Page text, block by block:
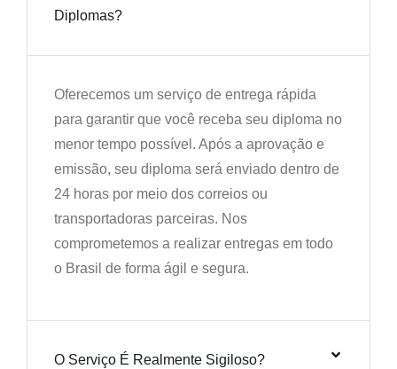
Diplomas?
Oferecemos um serviço de entrega rápida
para garantir que você receba seu diploma no
menor tempo possível. Após a aprovação e
emissão, seu diploma será enviado dentro de
24 horas por meio dos correios ou
transportadoras parceiras. Nos
comprometemos a realizar entregas em todo
o Brasil de forma ágil e segura.
O Serviço É Realmente Sigiloso?